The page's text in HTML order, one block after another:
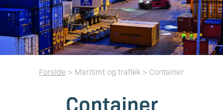
Forside > Maritimt og trafikk > Container
Container